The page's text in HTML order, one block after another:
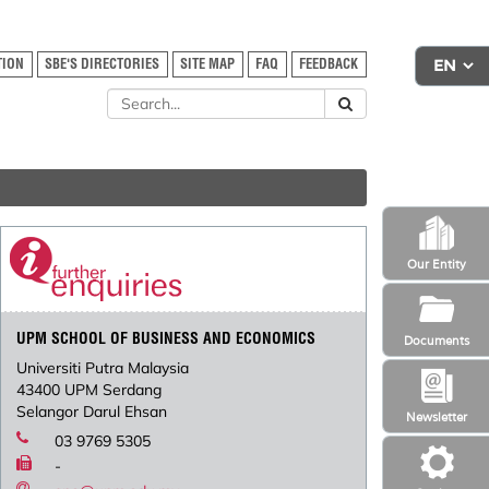
Newsletter
Our Entity
Documents
SBE'S DIRECTORIES SITE MAP FAQ FEEDBACK
UPM SCHOOL OF BUSINESS AND ECONOMICS
Universiti Putra Malaysia
43400 UPM Serdang
Selangor Darul Ehsan
03 9769 5305
-